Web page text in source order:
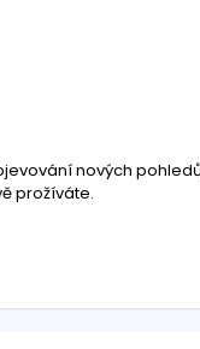
nových
prožíváte.